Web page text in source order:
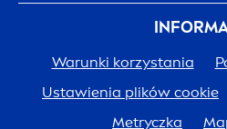
Warunki korzystania
Ustawienia plików cookie
Metryczka